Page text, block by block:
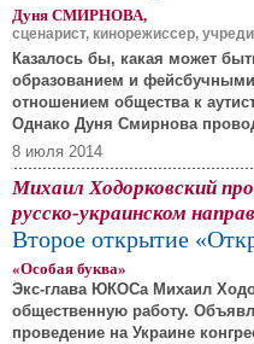
Дуня СМИРНОВА,
сценарист, кинорежиссер,
Казалось бы, какая может
образованием и
отношением общества к
Однако Дуня Смирнова
8 июля 2014
Михаил Ходорковский
русско-украинском
Второе открытие
«Особая буква»
Экс-глава ЮКОСа Михаил
общественную работу.
проведение на Украине